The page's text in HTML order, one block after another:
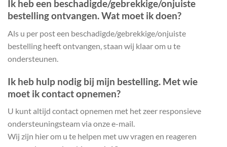
Ik heb een beschadigde/gebrekkige/onjuiste
bestelling ontvangen. Wat moet ik doen?
Als u per post een beschadigde/gebrekkige/onjuiste
bestelling heeft ontvangen, staan ​​wij klaar om u te
ondersteunen.
Ik heb hulp nodig bij mijn bestelling. Met wie
moet ik contact opnemen?
U kunt altijd contact opnemen met het zeer responsieve
ondersteuningsteam via onze e-mail.
Wij zijn hier om u te helpen met uw vragen en reageren